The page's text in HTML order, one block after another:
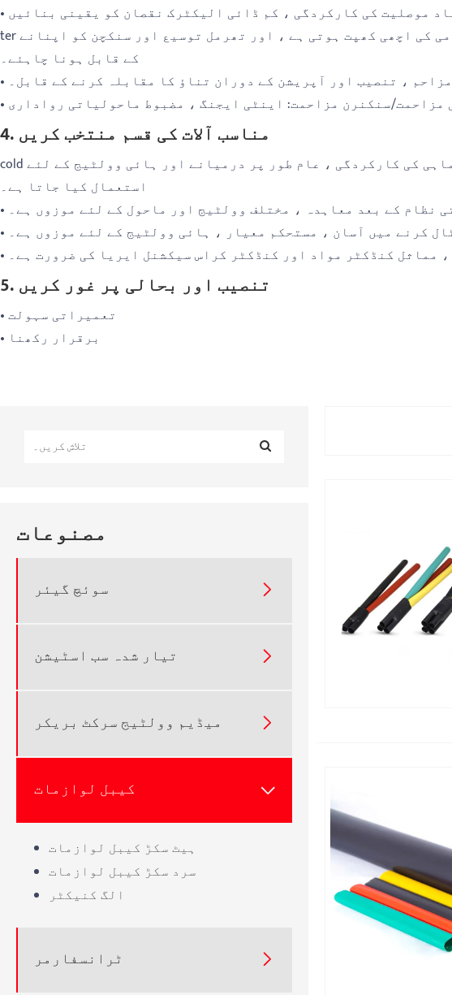
موصلیت کی کارکردگی ، کم ڈائی الیکٹرک نقصان کو یقینی بنائیں
ter تھرمل کارکردگی: کنکشن پوائنٹ پر رابطے کی مزاحمت چھوٹی اور مستحکم ہونی چاہئے ، جس میں گرمی کی اچھی کھپت ہوتی ہے ، اور تھرمل توسیع اور سنکچن کو اپنانے
کے قابل ہونا چاہئے۔
، تنصیب اور آپریشن کے دوران تناؤ کا مقابلہ کرنے کے قابل۔
مزاحمت/سنکنرن مزاحمت: اینٹی ایجنگ ، مضبوط ماحولیاتی رواداری
4. مناسب آلات کی قسم منتخب کریں
cold سرد سکڑ کے لوازمات: سلیکون ربڑ/ایپوسی ربڑ ، لچک کے ساتھ ، تنصیب کے بعد معاہدہ ، اچھی سگ ماہی کی کارکردگی ، عام طور پر درمیانے اور ہائی وولٹیج کے لئے
استعمال کیا جاتا ہے۔
نظام کے بعد معاہدہ ، مختلف وولٹیج اور ماحول کے لئے موزوں ہے۔
کرنے میں آسان ، مستحکم معیار ، ہائی وولٹیج کے لئے موزوں ہے۔
، مماثل کنڈکٹر مواد اور کنڈکٹر کراس سیکشنل ایریا کی ضرورت ہے۔
5. تنصیب اور بحالی پر غور کریں
• تعمیراتی سہولت
• برقرار رکھنا
مصنوعات
سوئچ گیئر 
تیار شدہ سب اسٹیشن 
میڈیم وولٹیج سرکٹ بریکر 
کیبل لوازمات 
ہیٹ سکڑ کیبل لوازمات
سرد سکڑ کیبل لوازمات
الگ کنیکٹر
ٹرانسفارمر 